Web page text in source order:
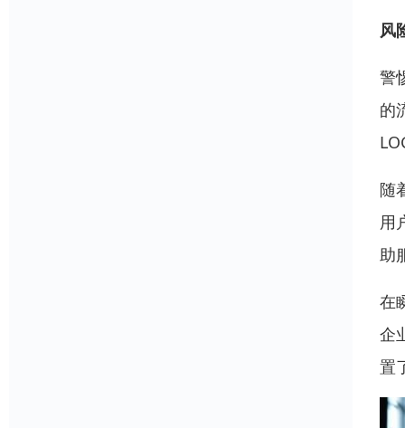
风
警
的
随
用
助
在
企
置